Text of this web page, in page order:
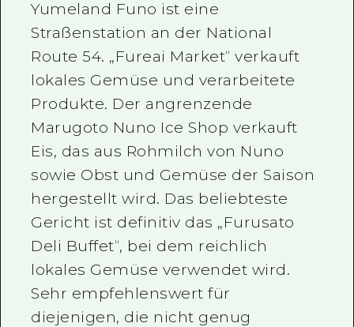
Yumeland Funo ist eine
Straßenstation an der National
Route 54. „Fureai Market“ verkauft
lokales Gemüse und verarbeitete
Produkte. Der angrenzende
Marugoto Nuno Ice Shop verkauft
Eis, das aus Rohmilch von Nuno
sowie Obst und Gemüse der Saison
hergestellt wird. Das beliebteste
Gericht ist definitiv das „Furusato
Deli Buffet“, bei dem reichlich
lokales Gemüse verwendet wird.
Sehr empfehlenswert für
diejenigen, die nicht genug